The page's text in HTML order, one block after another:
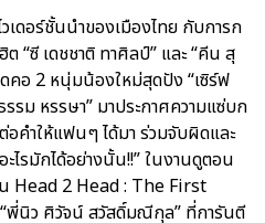
เดอร์ชั้นนำของเมืองไทย กับการก
ซี เดชชาติ ทาศิลป์” และ “คีน สุ
อ 2 หนุ่มน้องใหม่สุดปัง “เซิร์ฟ
รม หรรษา” มาประกาศความแซ่บก
อคำให้แฟนๆ ได้มา ร่วมจับผิดและ
ไรมักได้อย่างนั้น!!” ในงานดูตอน
Head 2 Head : The First
พี่นิว ศิวัจน์ สวัสดิ์มณีกุล” ที่การันตี